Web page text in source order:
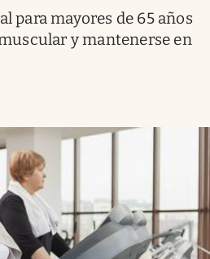
para mayores de 65 años
y mantenerse en